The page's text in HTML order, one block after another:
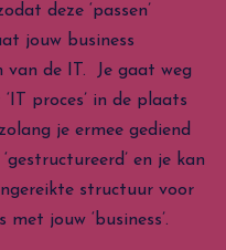
deze ‘passen’
jouw business
van de IT. Je gaat weg
proces’ in de plaats
je ermee gediend
en je kan
structuur voor
jouw ‘business’.